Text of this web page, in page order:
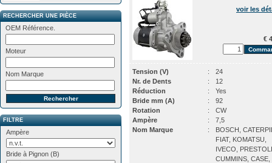
RECHERCHER UNE PIÈCE
OEM Référence.
Moteur
Nom Marque
FILTRE
Ampère
Bride à Pignon (B)
voir les
€
Tension (V) :
24
Nr. de Dents
:
12
Réduction
:
Yes
Bride mm (A)
:
92
Rotation
:
CW
Ampère
:
7,5
Nom Marque
:
BOSCH,
FIAT, KOMATSU,
IVECO,
CUMMINS, CASE,